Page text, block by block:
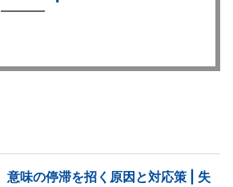
意味の停滞を招く原因と対応策 | 失